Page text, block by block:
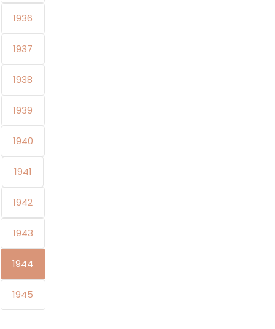
1936
1937
1938
1939
1940
1941
1942
1943
1944
1945